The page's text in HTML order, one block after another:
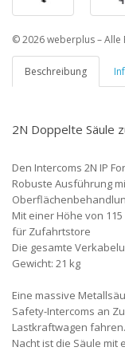
© 2026 weberplus – Alle
Beschreibung
2N Doppelte Säule
Den Intercoms 2N IP
Robuste Ausführung
Mit einer Höhe von 115
für Zufahrtstore
Die gesamte
Gewicht: 21 kg
Eine massive
Safety-Intercoms an
Lastkraftwagen
Nacht ist die Säule